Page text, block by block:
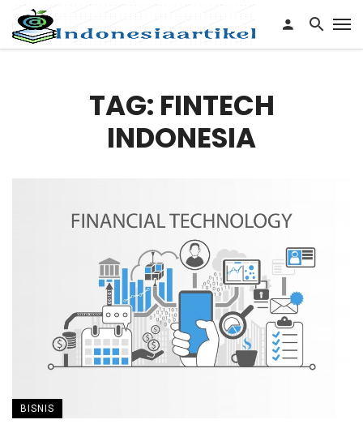
TAG: FINTECH
INDONESIA
BISNIS